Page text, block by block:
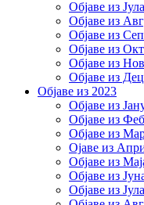
Објаве из
Објаве из
Објаве из
Објаве из
Објаве из
Објаве из
Објаве из 2023
Објаве из
Објаве из
Објаве из
Ојаве из
Објаве из
Објаве из
Објаве из